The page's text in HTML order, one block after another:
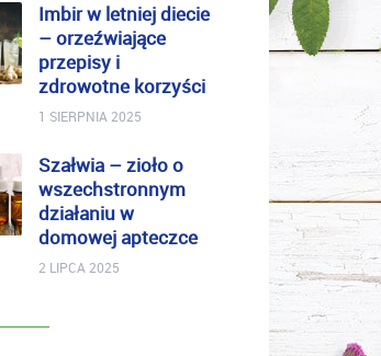
Imbir w letniej diecie
– orzeźwiające
przepisy i
zdrowotne korzyści
1 SIERPNIA 2025
Szałwia – zioło o
wszechstronnym
działaniu w
domowej apteczce
2 LIPCA 2025